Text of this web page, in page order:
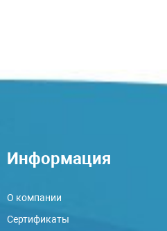
Информация
О компании
Сертификаты